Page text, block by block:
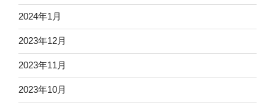
2024年1月
2023年12月
2023年11月
2023年10月